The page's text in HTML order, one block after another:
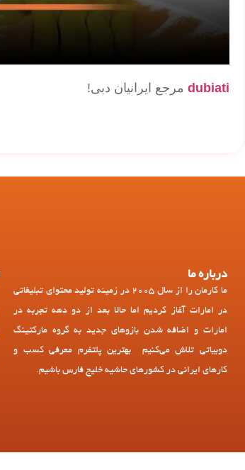
dubiati مرجع ایرانیان دبی!
درباره ما
ما کارمان را از سال 2005 در زمینه تولید محتوای تبلیغاتی
در امارات آغاز کردیم اما حالا بعد از دو دهه تجربه در
امارات و اضافه شدن بازوهای جدید به گروه مارکتینگ
دوبیاتی تلاش می‌کنیم بهترین پلتفرم معرفی کسب و
کارهای ایرانی در کشورهای حاشیه خلیج فارس باشیم.